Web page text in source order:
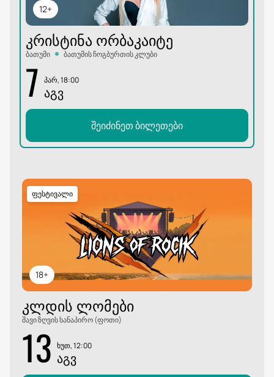
12+
ᲙᲠᲘᲡᲢᲘᲜᲐ ᲝᲠᲑᲐᲙᲐᲘᲢᲔ
ბათუმი ბათუმის ჩოგბურთის კლუბი
7 პარ, 18:00
ᲐᲒᲕ
შეიძინეთ ბილეთები
18+
ფესტივალი
ᲙᲚᲓᲘᲡ ᲚᲝᲛᲔᲑᲘ
შავი ზღვის სანაპირო (ფოთი)
13 ხუთ, 12:00
ᲐᲒᲕ